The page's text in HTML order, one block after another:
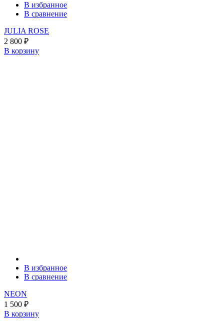
В избранное
В сравнение
JULIA ROSE
2 800 ₽
В корзину
В избранное
В сравнение
NEON
1 500 ₽
В корзину